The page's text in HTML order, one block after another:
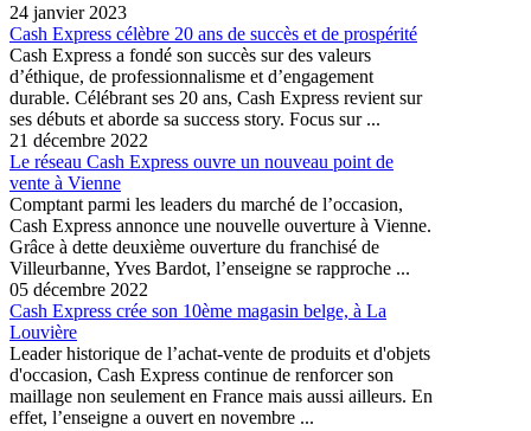
24 janvier 2023
Cash Express célèbre 20 ans de succès et de prospérité
Cash Express a fondé son succès sur des valeurs
d’éthique, de professionnalisme et d’engagement
durable. Célébrant ses 20 ans, Cash Express revient sur
ses débuts et aborde sa success story. Focus sur ...
21 décembre 2022
Le réseau Cash Express ouvre un nouveau point de
vente à Vienne
Comptant parmi les leaders du marché de l’occasion,
Cash Express annonce une nouvelle ouverture à Vienne.
Grâce à dette deuxième ouverture du franchisé de
Villeurbanne, Yves Bardot, l’enseigne se rapproche ...
05 décembre 2022
Cash Express crée son 10ème magasin belge, à La
Louvière
Leader historique de l’achat-vente de produits et d'objets
d'occasion, Cash Express continue de renforcer son
maillage non seulement en France mais aussi ailleurs. En
effet, l’enseigne a ouvert en novembre ...